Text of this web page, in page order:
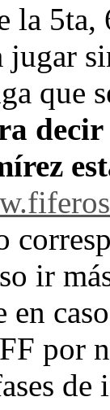
la
que
ir
en
por